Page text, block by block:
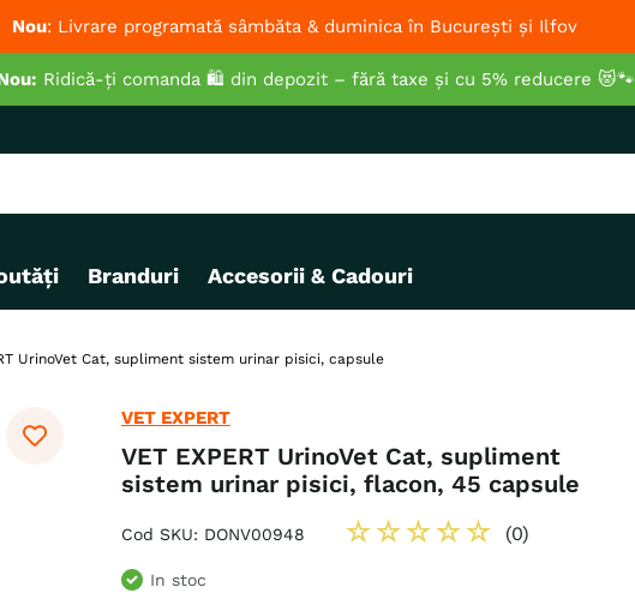
Nou: Livrare programată sâmbăta & duminica în București și Ilfov
Ridică-ți comanda 🛍️ din depozit – fără taxe și cu 5% reducere 😻🐾
Branduri Accesorii & Cadouri
UrinoVet Cat, supliment sistem urinar pisici, capsule
VET EXPERT
VET EXPERT UrinoVet Cat, supliment
sistem urinar pisici, flacon, 45 capsule
Cod SKU: DONV00948 ☆☆☆☆☆ (0)
In stoc